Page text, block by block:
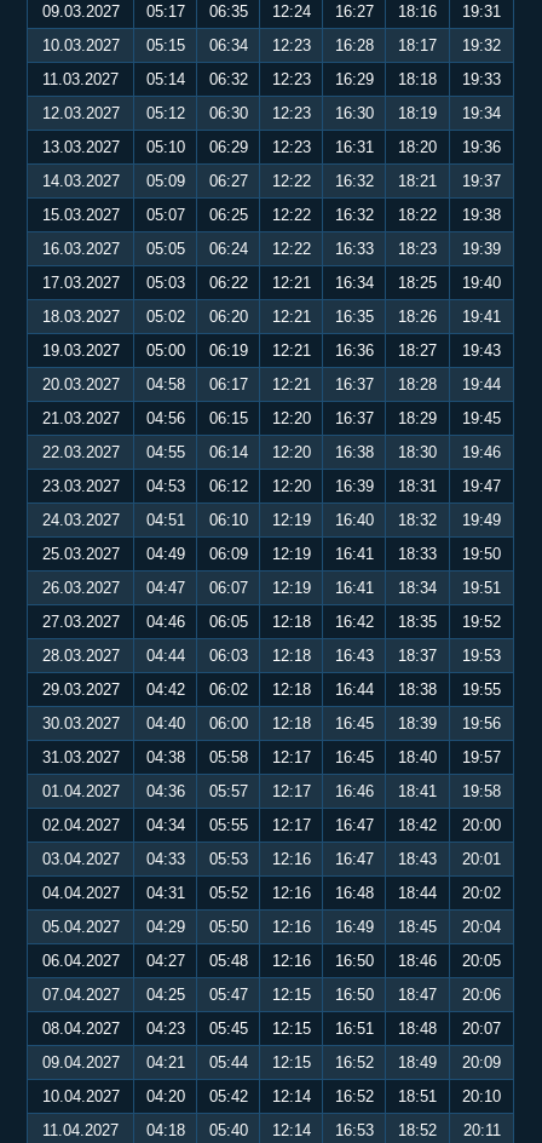
09.03.2027
05:17 06:35 12:24 16:27 18:16
19:31
10.03.2027
05:15 06:34 12:23 16:28 18:17
19:32
11.03.2027
05:14 06:32 12:23 16:29 18:18
19:33
12.03.2027
05:12 06:30 12:23 16:30 18:19
19:34
13.03.2027
05:10 06:29 12:23 16:31 18:20
19:36
14.03.2027
05:09 06:27 12:22 16:32 18:21
19:37
15.03.2027
05:07 06:25 12:22 16:32 18:22
19:38
16.03.2027
05:05 06:24 12:22 16:33 18:23
19:39
17.03.2027
05:03 06:22 12:21 16:34 18:25
19:40
18.03.2027
05:02 06:20 12:21 16:35 18:26
19:41
19.03.2027
05:00 06:19 12:21 16:36 18:27
19:43
20.03.2027
04:58 06:17 12:21 16:37 18:28
19:44
21.03.2027
04:56 06:15 12:20 16:37 18:29
19:45
22.03.2027
04:55 06:14 12:20 16:38 18:30
19:46
23.03.2027
04:53 06:12 12:20 16:39 18:31
19:47
24.03.2027
04:51 06:10 12:19 16:40 18:32
19:49
25.03.2027
04:49 06:09 12:19 16:41 18:33
19:50
26.03.2027
04:47 06:07 12:19 16:41 18:34
19:51
27.03.2027
04:46 06:05 12:18 16:42 18:35
19:52
28.03.2027
04:44 06:03 12:18 16:43 18:37
19:53
29.03.2027
04:42 06:02 12:18 16:44 18:38
19:55
30.03.2027
04:40 06:00 12:18 16:45 18:39
19:56
31.03.2027
04:38 05:58 12:17 16:45 18:40
19:57
01.04.2027
04:36 05:57 12:17 16:46 18:41
19:58
02.04.2027
04:34 05:55 12:17 16:47 18:42
20:00
03.04.2027
04:33 05:53 12:16 16:47 18:43
20:01
04.04.2027
04:31 05:52 12:16 16:48 18:44
20:02
05.04.2027
04:29 05:50 12:16 16:49 18:45
20:04
06.04.2027
04:27 05:48 12:16 16:50 18:46
20:05
07.04.2027
04:25 05:47 12:15 16:50 18:47
20:06
08.04.2027
04:23 05:45 12:15 16:51 18:48
20:07
09.04.2027
04:21 05:44 12:15 16:52 18:49
20:09
10.04.2027
04:20 05:42 12:14 16:52 18:51
20:10
11.04.2027
04:18 05:40 12:14 16:53 18:52 20:11